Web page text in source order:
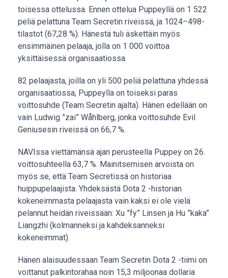
toisessa ottelussa. Ennen ottelua Puppeyllä on 1 522
peliä pelattuna Team Secretin riveissä, ja 1024–498-
tilastot (67,28 %). Hänestä tuli äskettäin myös
ensimmäinen pelaaja, jolla on 1 000 voittoa
yksittäisessä organisaatiossa.
82 pelaajasta, joilla on yli 500 peliä pelattuna yhdessä
organisaatiossa, Puppeylla on toiseksi paras
voittosuhde (Team Secretin ajalta). Hänen edellään on
vain Ludwig ”zai” Wåhlberg, jonka voittosuhde Evil
Geniusesin riveissä on 66,7 %.
NAVIssa viettämänsä ajan perusteella Puppey on 26.
voittosuhteella 63,7 %. Mainitsemisen arvoista on
myös se, että Team Secretissä on historiaa
huippupelaajista. Yhdeksästä Dota 2 -historian
kokeneimmasta pelaajasta vain kaksi ei ole vielä
pelannut heidän riveissään: Xu ”fy” Linsen ja Hu ”kaka”
Liangzhi (kolmanneksi ja kahdeksanneksi
kokeneimmat).
Hänen alaisuudessaan Team Secretin Dota 2 -tiimi on
voittanut palkintorahaa noin 15,3 miljoonaa dollaria